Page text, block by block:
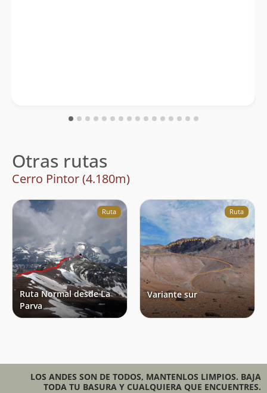
Otras rutas
Cerro Pintor (4.180m)
Ruta
Ruta Normal desde La
Parva
Ruta
Variante sur
LOS ANDES SON DE TODOS, MANTENLOS LIMPIOS. BAJA
TODA TU BASURA Y CUALQUIERA QUE ENCUENTRES.